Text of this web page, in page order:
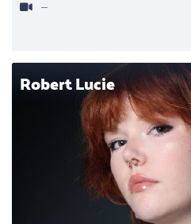
--
Robert Lucie